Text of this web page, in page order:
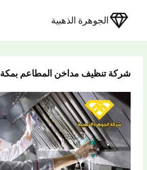
الجوهرة الذهبية
شركة تنظيف مداخن المطاعم بمكة 0565240081